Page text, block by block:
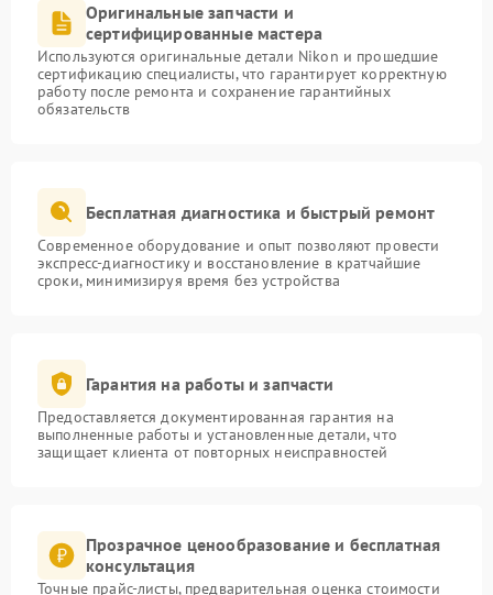
Оригинальные запчасти и
сертифицированные мастера
Используются оригинальные детали Nikon и прошедшие
сертификацию специалисты, что гарантирует корректную
работу после ремонта и сохранение гарантийных
обязательств
Бесплатная диагностика и быстрый ремонт
Современное оборудование и опыт позволяют провести
экспресс-диагностику и восстановление в кратчайшие
сроки, минимизируя время без устройства
Гарантия на работы и запчасти
Предоставляется документированная гарантия на
выполненные работы и установленные детали, что
защищает клиента от повторных неисправностей
Прозрачное ценообразование и бесплатная
консультация
Точные прайс-листы, предварительная оценка стоимости